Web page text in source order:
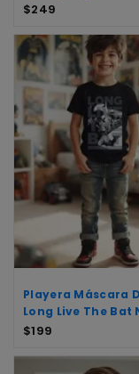
$249
Playera Máscara
Long Live The Bat
$199